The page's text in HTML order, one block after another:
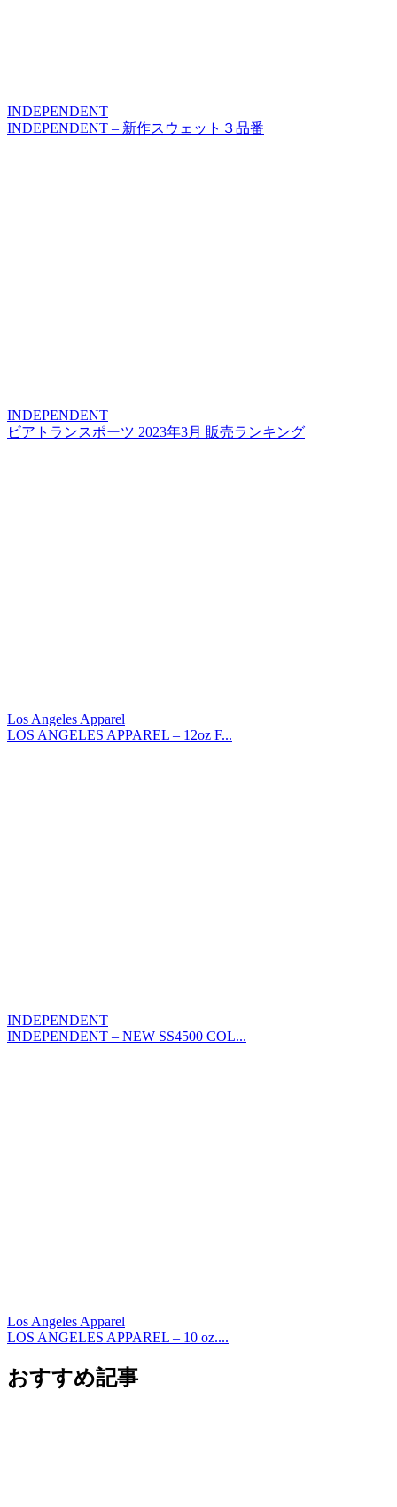
INDEPENDENT
INDEPENDENT – 新作スウェット３品番
INDEPENDENT
ビアトランスポーツ 2023年3月 販売ランキング
Los Angeles Apparel
LOS ANGELES APPAREL – 12oz F...
INDEPENDENT
INDEPENDENT – NEW SS4500 COL...
Los Angeles Apparel
LOS ANGELES APPAREL – 10 oz....
おすすめ記事